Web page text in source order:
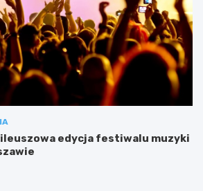
edycja festiwalu muzyki